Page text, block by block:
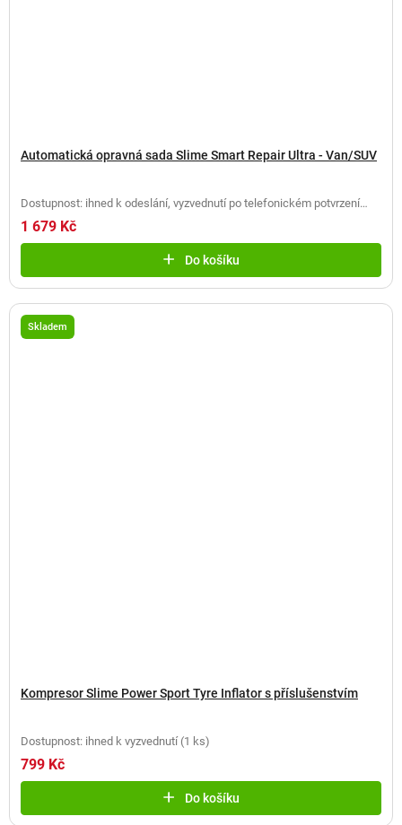
Automatická opravná sada Slime Smart Repair Ultra - Van/SUV
Dostupnost: ihned k odeslání, vyzvednutí po telefonickém potvrzení
(2 ks)
1 679 Kč
Do košíku
Skladem
Kompresor Slime Power Sport Tyre Inflator s příslušenstvím
Dostupnost: ihned k vyzvednutí (1 ks)
799 Kč
Do košíku